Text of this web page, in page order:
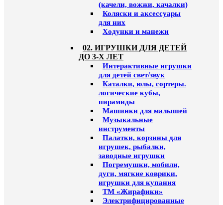
(качели, вожжи, качалки)
Коляски и аксессуары
для них
Ходунки и манежи
02. ИГРУШКИ ДЛЯ ДЕТЕЙ
ДО 3-Х ЛЕТ
Интерактивные игрушки
для детей свет/звук
Каталки, юлы, сортеры.
логические кубы,
пирамиды
Машинки для малышей
Музыкальные
инструменты
Палатки, корзины для
игрушек, рыбалки,
заводные игрушки
Погремушки, мобили,
дуги, мягкие коврики,
игрушки для купания
ТМ «Жирафики»
Электрифицированные